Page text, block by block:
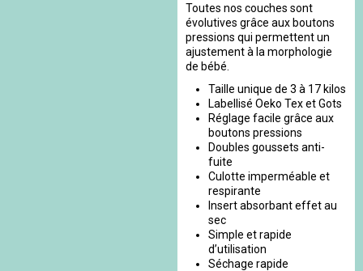
Toutes nos couches sont
évolutives grâce aux boutons
pressions qui permettent un
ajustement à la morphologie
de bébé.
Taille unique de 3 à 17 kilos
Labellisé Oeko Tex et Gots
Réglage facile grâce aux
boutons pressions
Doubles goussets anti-
fuite
Culotte imperméable et
respirante
Insert absorbant effet au
sec
Simple et rapide
d’utilisation
Séchage rapide